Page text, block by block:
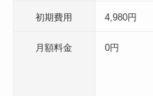
初期費用 4,980円
月額料金 0円